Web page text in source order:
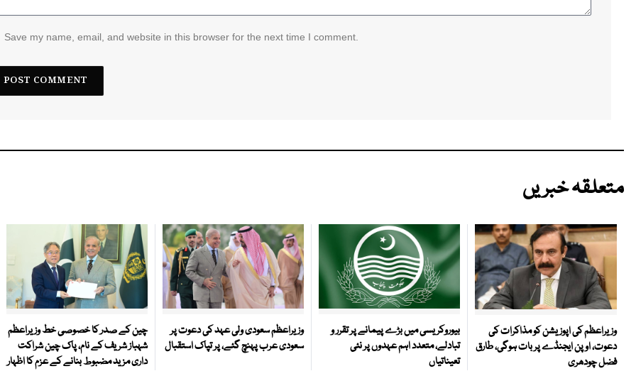
Save my name, email, and website in this browser for the next time I comment.
متعلقہ خبریں
وزیراعظم کی اپوزیشن کو مذاکرات کی
دعوت، اوپن ایجنڈے پر بات ہوگی، طارق
فضل چودھری
بیوروکریسی میں بڑے پیمانے پر تقرر و
تبادلے، متعدد اہم عہدوں پر نئی
تعیناتیاں
وزیراعظم سعودی ولی عہد کی دعوت پر
سعودی عرب پہنچ گئے، پر تپاک استقبال
چین کے صدر کا خصوصی خط وزیراعظم
شہباز شریف کے نام، پاک چین شراکت
داری مزید مضبوط بنانے کے عزم کا اظہار